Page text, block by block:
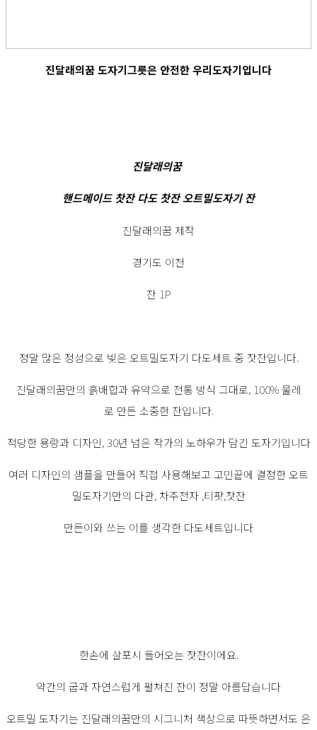
진달래의꿈 도자기그릇은 안전한 우리도자기입니다
진달래의꿈
핸드메이드 찻잔 다도 찻잔 오트밀도자기 잔
진달래의꿈 제작
경기도 이천
잔 1P
정말 많은 정성으로 빚은 오트밀도자기 다도세트 중 찻잔입니다.
진달래의꿈만의 흙배합과 유약으로 전통 방식 그대로, 100% 물레
로 만든 소중한 잔입니다.
적당한 용량과 디자인, 30년 넘은 작가의 노하우가 담긴 도자기입니다
여러 디자인의 샘플을 만들어 직접 사용해보고 고민끝에 결정한 오트
밀도자기만의 다관, 차주전자 ,티팟,찻잔
만든이와 쓰는 이를 생각한 다도세트입니다
한손에 살포시 들어오는 찻잔이에요.
약간의 굽과 자연스럽게 펼쳐진 잔이 정말 아름답습니다
오트밀 도자기는 진달래의꿈만의 시그니처 색상으로 따뜻하면서도 은